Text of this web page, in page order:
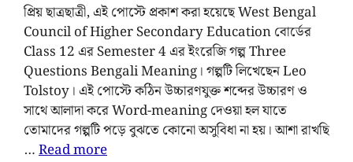
প্রিয় ছাত্রছাত্রী, এই পোস্টে প্রকাশ করা হয়েছে West Bengal
Council of Higher Secondary Education বোর্ডের
Class 12 এর Semester 4 এর ইংরেজি গল্প Three
Questions Bengali Meaning। গল্পটি লিখেছেন Leo
Tolstoy। এই পোস্টে কঠিন উচ্চারণযুক্ত শব্দের উচ্চারণ ও
সাথে আলাদা করে Word-meaning দেওয়া হল যাতে
তোমাদের গল্পটি পড়ে বুঝতে কোনো অসুবিধা না হয়। আশা রাখছি
…Read more